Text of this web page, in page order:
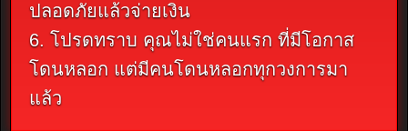
ปลอดภัยแล้วจ่ายเงิน
6. โปรดทราบ คุณไม่ใช่คนแรก ที่มีโอกาส
โดนหลอก แต่มีคนโดนหลอกทุกวงการมา
แล้ว